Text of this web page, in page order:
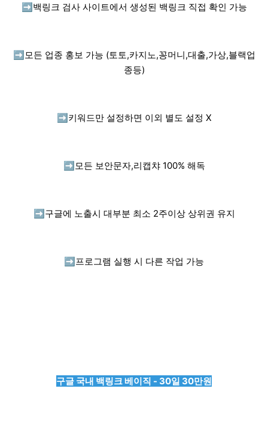
➡️ 백링크 검사 사이트에서 생성된 백링크 직접 확인 가능
➡️ 모든 업종 홍보 가능 (토토,카지노,꽁머니,대출,가상,블랙업
종등)
➡️ 키워드만 설정하면 이외 별도 설정 X
➡️ 모든 보안문자,리캡챠 100% 해독
➡️ 구글에 노출시 대부분 최소 2주이상 상위권 유지
➡️ 프로그램 실행 시 다른 작업 가능
구글 국내 백링크 베이직 - 30일 30만원